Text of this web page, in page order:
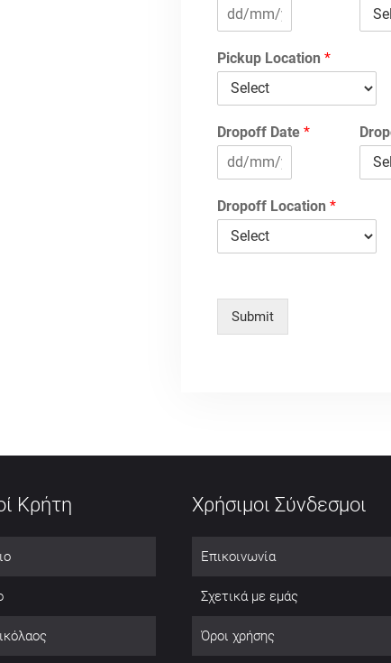
Pickup Location *
Dropoff Date *
Dropoff Location *
Submit
Κρήτη Χρήσιμοι Σύνδεσμοι
Επικοινωνία
Σχετικά με εμάς
Όροι χρήσης